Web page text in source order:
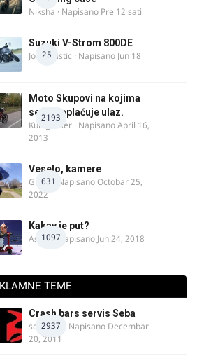
Niksha · Napisano Pre 12 sati
25
Suzuki V-Strom 800DE
Jovan Ristic · Napisano Jun 18
2193
Moto Skupovi na kojima
se ne naplaćuje ulaz.
Kum_Mixer · NapisanoApril 16,
2013
631
Veselo, kamere
GR 46· NapisanoOctobar 25,
2022
1097
Kakav je put?
Astral· Napisano Jun 24, 2018
TEME
2937
Crash bars servis Seba
seba011 · Napisano Decembar
20, 2011